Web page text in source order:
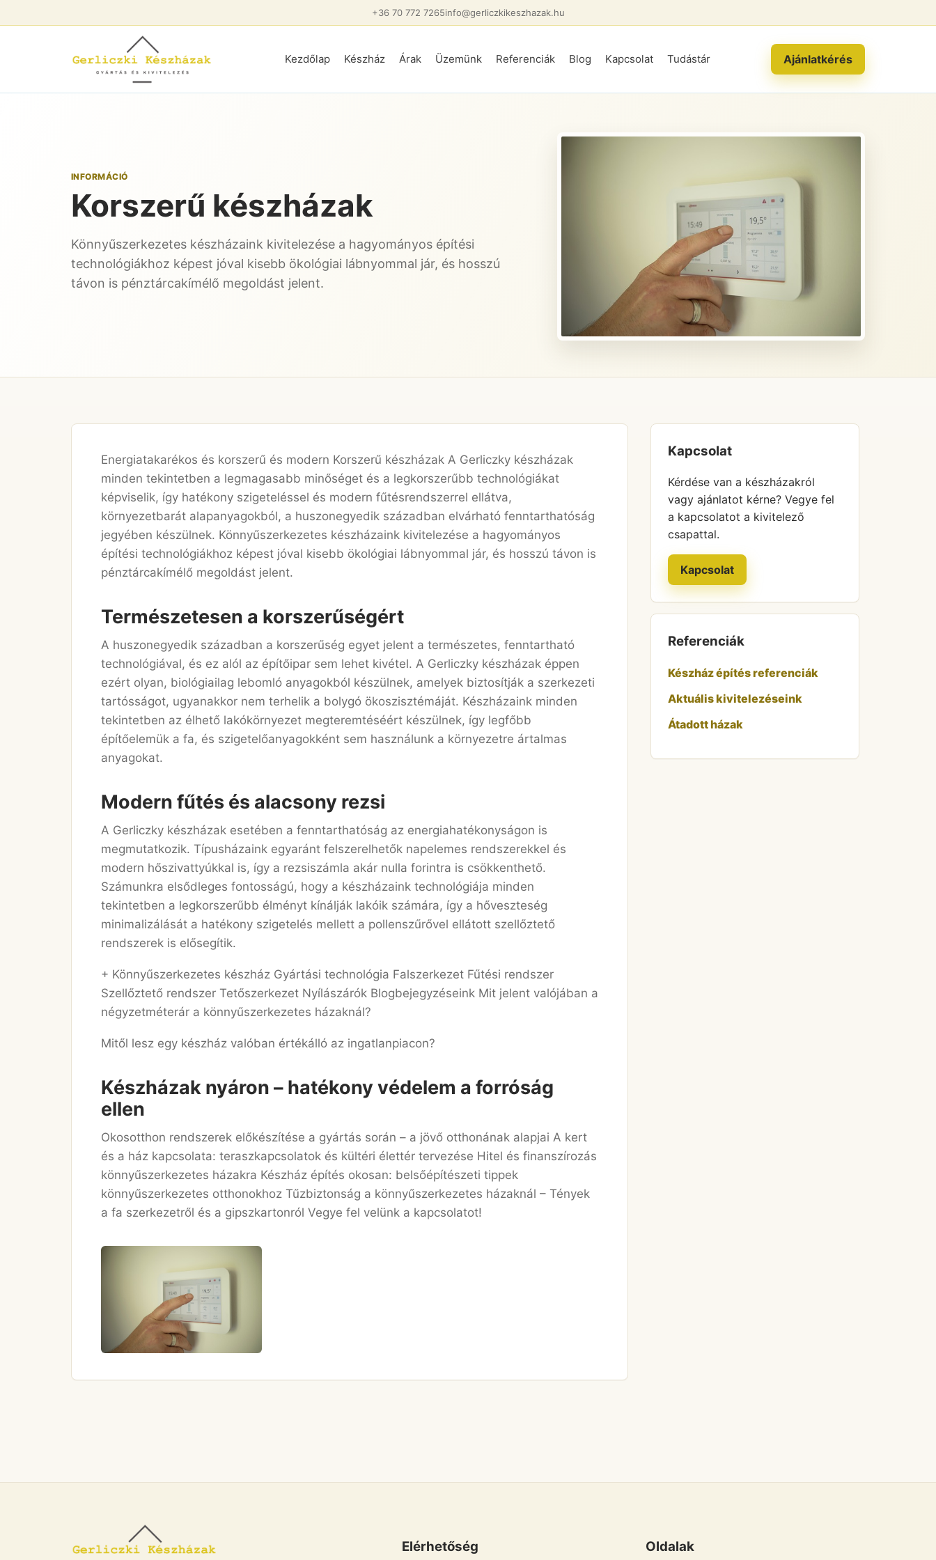
+36 70 772 7265info@gerliczkikeszhazak.hu
Kezdőlap Készház Árak Üzemünk Referenciák Blog Kapcsolat Tudástár Ajánlatkérés
INFORMÁCIÓ
Korszerű készházak
Könnyűszerkezetes készházaink kivitelezése a hagyományos építési
technológiákhoz képest jóval kisebb ökológiai lábnyommal jár, és hosszú
távon is pénztárcakímélő megoldást jelent.
Energiatakarékos és korszerű és modern Korszerű készházak A Gerliczky készházak
minden tekintetben a legmagasabb minőséget és a legkorszerűbb technológiákat
képviselik, így hatékony szigeteléssel és modern fűtésrendszerrel ellátva,
környezetbarát alapanyagokból, a huszonegyedik században elvárható fenntarthatóság
jegyében készülnek. Könnyűszerkezetes készházaink kivitelezése a hagyományos
építési technológiákhoz képest jóval kisebb ökológiai lábnyommal jár, és hosszú távon is
pénztárcakímélő megoldást jelent.
Természetesen a korszerűségért
A huszonegyedik században a korszerűség egyet jelent a természetes, fenntartható
technológiával, és ez alól az építőipar sem lehet kivétel. A Gerliczky készházak éppen
ezért olyan, biológiailag lebomló anyagokból készülnek, amelyek biztosítják a szerkezeti
tartósságot, ugyanakkor nem terhelik a bolygó ökoszisztémáját. Készházaink minden
tekintetben az élhető lakókörnyezet megteremtéséért készülnek, így legfőbb
építőelemük a fa, és szigetelőanyagokként sem használunk a környezetre ártalmas
anyagokat.
Modern fűtés és alacsony rezsi
A Gerliczky készházak esetében a fenntarthatóság az energiahatékonyságon is
megmutatkozik. Típusházaink egyaránt felszerelhetők napelemes rendszerekkel és
modern hőszivattyúkkal is, így a rezsiszámla akár nulla forintra is csökkenthető.
Számunkra elsődleges fontosságú, hogy a készházaink technológiája minden
tekintetben a legkorszerűbb élményt kínálják lakóik számára, így a hőveszteség
minimalizálását a hatékony szigetelés mellett a pollenszűrővel ellátott szellőztető
rendszerek is elősegítik.
+ Könnyűszerkezetes készház Gyártási technológia Falszerkezet Fűtési rendszer
Szellőztető rendszer Tetőszerkezet Nyílászárók Blogbejegyzéseink Mit jelent valójában a
négyzetméterár a könnyűszerkezetes házaknál?
Mitől lesz egy készház valóban értékálló az ingatlanpiacon?
Készházak nyáron – hatékony védelem a forróság
ellen
Okosotthon rendszerek előkészítése a gyártás során – a jövő otthonának alapjai A kert
és a ház kapcsolata: teraszkapcsolatok és kültéri élettér tervezése Hitel és finanszírozás
könnyűszerkezetes házakra Készház építés okosan: belsőépítészeti tippek
könnyűszerkezetes otthonokhoz Tűzbiztonság a könnyűszerkezetes házaknál – Tények
a fa szerkezetről és a gipszkartonról Vegye fel velünk a kapcsolatot!
Kapcsolat
Kérdése van a készházakról
vagy ajánlatot kérne? Vegye fel
a kapcsolatot a kivitelező
csapattal.
Kapcsolat
Referenciák
Készház építés referenciák
Aktuális kivitelezéseink
Átadott házak
Elérhetőség Oldalak